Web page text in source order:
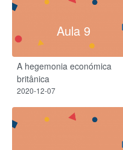
Aula 9
A hegemonia económica
britânica
2020-12-07